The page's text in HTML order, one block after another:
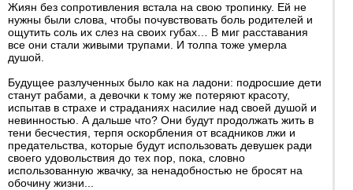
Жиян без сопротивления встала на свою тропинку. Ей не
нужны были слова, чтобы почувствовать боль родителей и
ощутить соль их слез на своих губах… В миг расставания
все они стали живыми трупами. И толпа тоже умерла
душой.
Будущее разлученных было как на ладони: подросшие дети
станут рабами, а девочки к тому же потеряют красоту,
испытав в страхе и страданиях насилие над своей душой и
невинностью. А дальше что? Они будут продолжать жить в
тени бесчестия, терпя оскорбления от всадников лжи и
предательства, которые будут использовать девушек ради
своего удовольствия до тех пор, пока, словно
использованную жвачку, за ненадобностью не бросят на
обочину жизни...